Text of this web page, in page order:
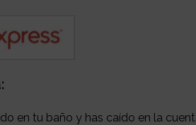
en tu baño y has caído en la